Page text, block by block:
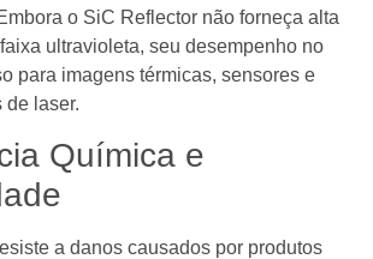
o SiC Reflector não forneça alta
ultravioleta, seu desempenho no
para imagens térmicas, sensores e
de laser.
Química e
a danos causados ​​por produtos